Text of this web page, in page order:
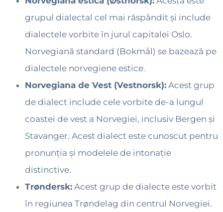
grupul dialectal cel mai răspândit și include
dialectele vorbite în jurul capitalei Oslo.
Norvegiană standard (Bokmål) se bazează pe
dialectele norvegiene estice.
Norvegiana de Vest (Vestnorsk): Acest grup
de dialect include cele vorbite de-a lungul
coastei de vest a Norvegiei, inclusiv Bergen și
Stavanger. Acest dialect este cunoscut pentru
pronunția și modelele de intonație
distinctive.
Trøndersk: Acest grup de dialecte este vorbit
în regiunea Trøndelag din centrul Norvegiei.